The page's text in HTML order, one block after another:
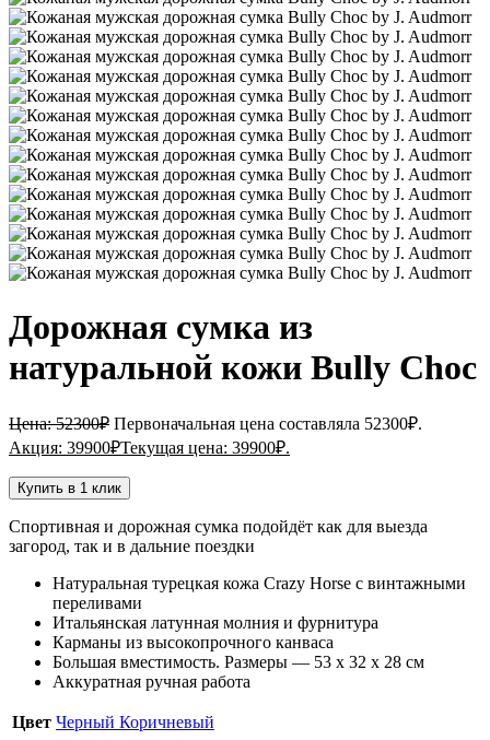
Дорожная сумка из
натуральной кожи Bully Choc
Цена:52300₽ Первоначальная цена составляла 52300₽.
Акция: 39900₽Текущая цена: 39900₽.
Купить в 1 клик
Спортивная и дорожная сумка подойдёт как для выезда
загород, так и в дальние поездки
Натуральная турецкая кожа Crazy Horse с винтажными
переливами
Итальянская латунная молния и фурнитура
Карманы из высокопрочного канваса
Большая вместимость. Размеры — 53 x 32 x 28 см
Аккуратная ручная работа
Цвет Черный Коричневый